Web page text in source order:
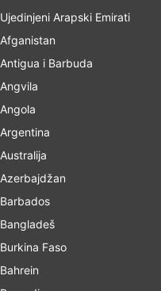
Ujedinjeni Arapski Emirati
Afganistan
Antigua i Barbuda
Angvila
Angola
Argentina
Australija
Azerbajdžan
Barbados
Bangladeš
Burkina Faso
Bahrein